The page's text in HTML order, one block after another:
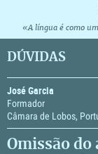
«A língua é como
DÚVIDAS
José Garcia
Formador
Câmara de Lobos,
Omissão